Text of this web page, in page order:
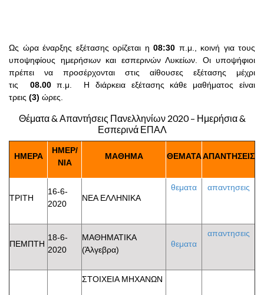
Ως ώρα έναρξης εξέτασης ορίζεται η 08:30 π.μ., κοινή για τους
υποψηφίους ημερήσιων και εσπερινών Λυκείων. Οι υποψήφιοι
πρέπει να προσέρχονται στις αίθουσες εξέτασης μέχρι
τις 08.00π.μ. Η διάρκεια εξέτασης κάθε μαθήματος είναι
τρεις (3) ώρες.
Θέματα & Απαντήσεις Πανελληνίων 2020 – Ημερήσια &
Εσπερινά ΕΠΑΛ
ΗΜΕΡΑ
ΗΜΕΡ/
ΝΙΑ
ΜΑΘΗΜΑ ΘΕΜΑΤΑΑΠΑΝΤΗΣΕΙΣ
ΤΡΙΤΗ
16-6-
2020
ΝΕΑ ΕΛΛΗΝΙΚΑ
θεματα απαντησεις
ΠΕΜΠΤΗ
18-6-
2020
ΜΑΘΗΜΑΤΙΚΑ
(Άλγεβρα)
θεματα
απαντησεις
ΣΤΟΙΧΕΙΑ ΜΗΧΑΝΩΝ